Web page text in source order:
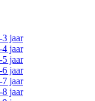
3 jaar
4 jaar
5 jaar
6 jaar
7 jaar
8 jaar